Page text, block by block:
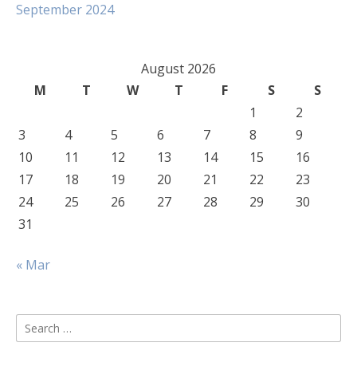
September 2024
August 2026
M
T W T F S
S
1
2
3
4 5 6 7 8
9
10
11 12 13 14 15
16
17
18 19 20 21 22
23
24
25 26 27 28 29
30
31
« Mar
Search
for: